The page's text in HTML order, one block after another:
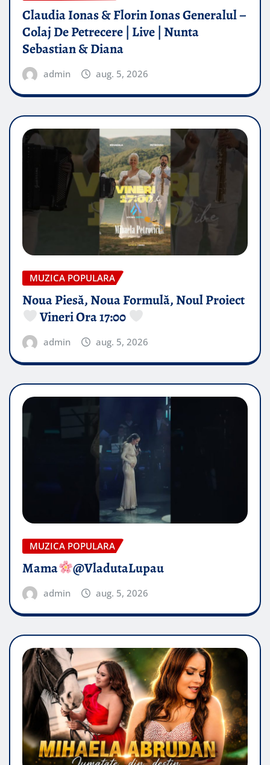
Claudia Ionas & Florin Ionas Generalul –
Colaj De Petrecere | Live | Nunta
Sebastian & Diana
admin aug. 5, 2026
MUZICA POPULARA
Noua Piesă, Noua Formulă, Noul Proiect
Vineri Ora 17:00
admin aug. 5, 2026
MUZICA POPULARA
Mama @VladutaLupau
admin aug. 5, 2026